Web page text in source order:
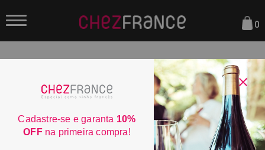
0
ORDENAR POR:
Cadastre-se e garanta 10%
OFFna primeira compra!